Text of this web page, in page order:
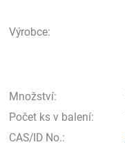
Výrobce:
Množství:
Počet ks v balení:
CAS/ID No.: